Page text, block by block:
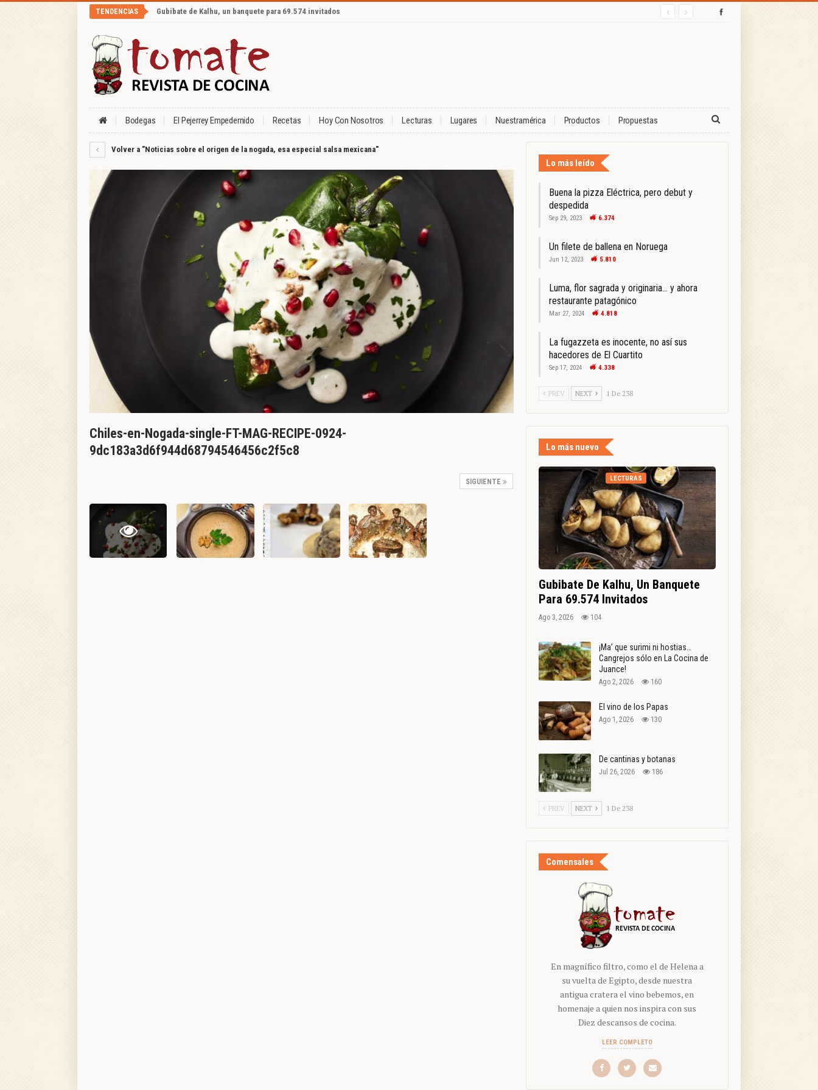
TENDENCIAS Gubibate de Kalhu, un banquete para 69.574 invitados
Bodegas El Pejerrey Empedernido Recetas Hoy Con Nosotros Lecturas Lugares Nuestramérica Productos Propuestas
Volver a "Noticias sobre el origen de la nogada, esa especial salsa mexicana"
Chiles-en-Nogada-single-FT-MAG-RECIPE-0924-
9dc183a3d6f944d68794546456c2f5c8
SIGUIENTE
Lo más leído
Buena la pizza Eléctrica, pero debut y
despedida
Sep 29, 2023 6.374
Un filete de ballena en Noruega
Jun 12, 2023 5.810
Luma, flor sagrada y originaria… y ahora
restaurante patagónico
Mar 27, 2024 4.818
La fugazzeta es inocente, no así sus
hacedores de El Cuartito
Sep 17, 2024 4.338
PREV NEXT 1 De 238
Lo más nuevo
LECTURAS
Gubibate De Kalhu, Un Banquete
Para 69.574 Invitados
Ago 3, 2026 104
¡Ma’ que surimi ni hostias…
Cangrejos sólo en La Cocina de
Juance!
Ago 2, 2026 160
El vino de los Papas
Ago 1, 2026 130
De cantinas y botanas
Jul 26, 2026 186
PREV NEXT 1 De 238
Comensales
En magnífico filtro, como el de Helena a
su vuelta de Egipto, desde nuestra
antigua cratera el vino bebemos, en
homenaje a quien nos inspira con sus
Diez descansos de cocina.
LEER COMPLETO